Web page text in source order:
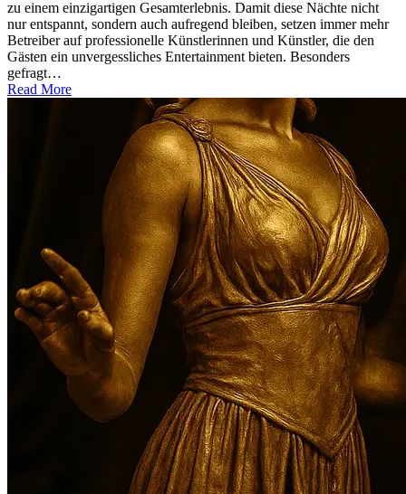
zu einem einzigartigen Gesamterlebnis. Damit diese Nächte nicht
nur entspannt, sondern auch aufregend bleiben, setzen immer mehr
Betreiber auf professionelle Künstlerinnen und Künstler, die den
Gästen ein unvergessliches Entertainment bieten. Besonders
gefragt…
Read More